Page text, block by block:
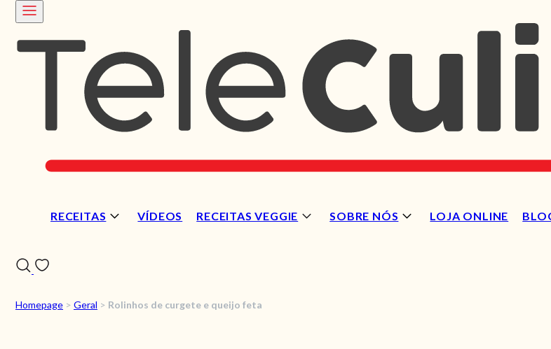
RECEITAS VÍDEOS RECEITAS VEGGIE SOBRE NÓS LOJA ONLINE
Homepage > Geral > Rolinhos de curgete e queijo feta